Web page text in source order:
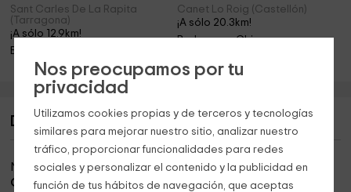
Nos preocupamos por tu
privacidad
Utilizamos cookies propias y de terceros y tecnologías
similares para mejorar nuestro sitio, analizar nuestro
tráfico, proporcionar funcionalidades para redes
sociales y personalizar el contenido y la publicidad en
función de tus hábitos de navegación, que aceptas
Sant Carles De La Rapita
(Tarragona)
¡A sólo 12.9km!
Barbacoa
Canet Lo Roig (Castellón)
¡A sólo 20.3km!
Barbacoa · Chimenea
Descripción de Lo Pla
Nuestra vivienda se localiza dentro de la zona de Les
Cases de Alcanar,que pertenece a la provincia de